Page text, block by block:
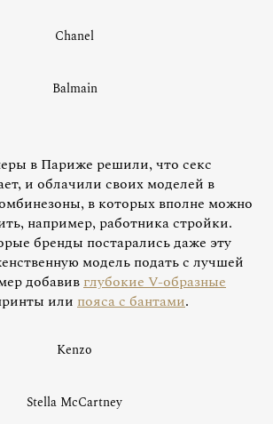
Chanel
Balmain
в Париже решили, что секс
и облачили своих моделей в
в которых вполне можно
например, работника стройки.
бренды постарались даже эту
модель подать с лучшей
добавивглубокие V-образные
или пояса с бантами.
Kenzo
Stella McCartney